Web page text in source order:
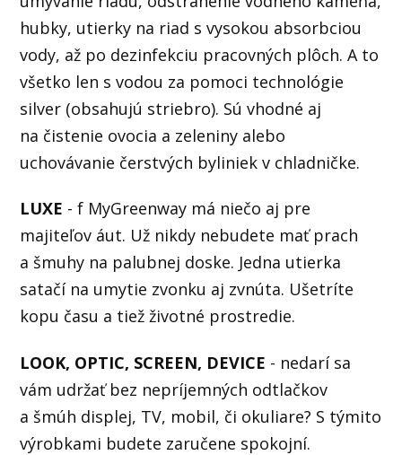
hubky, utierky na riad s vysokou absorbciou
vody, až po dezinfekciu pracovných plôch. A to
všetko len s vodou za pomoci technológie
silver (obsahujú striebro). Sú vhodné aj
na čistenie ovocia a zeleniny alebo
uchovávanie čerstvých byliniek v chladničke.
LUXE - f MyGreenway má niečo aj pre
majiteľov áut. Už nikdy nebudete mať prach
a šmuhy na palubnej doske. Jedna utierka
satačí na umytie zvonku aj zvnúta. Ušetríte
kopu času a tiež životné prostredie.
LOOK, OPTIC, SCREEN, DEVICE - nedarí sa
vám udržať bez nepríjemných odtlačkov
a šmúh displej, TV, mobil, či okuliare? S týmito
výrobkami budete zaručene spokojní.